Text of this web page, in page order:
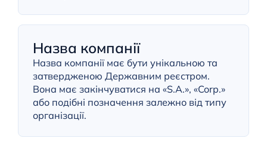
Назва компанії
Назва компанії має бути унікальною та
затвердженою Державним реєстром.
Вона має закінчуватися на «S.A.», «Corp.»
або подібні позначення залежно від типу
організації.